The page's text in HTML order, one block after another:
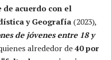
acuerdo con el
y Geografía (2023),
de jóvenes entre 18 y
alrededor de40 por